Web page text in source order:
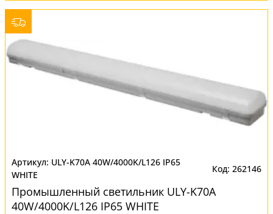
ULY-K70A 40W/4000K/L126 IP65
WHITE
262146
Промышленный светильник ULY-K70A
40W/4000K/L126 IP65 WHITE